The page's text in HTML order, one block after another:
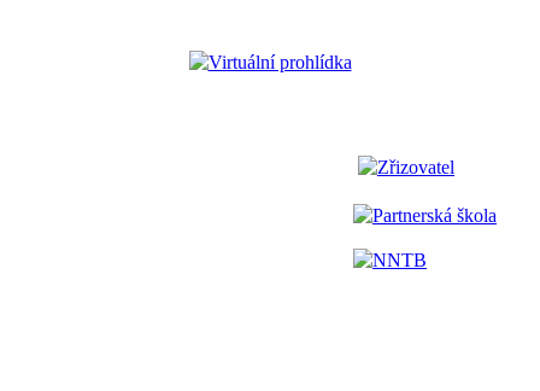
Virtuální prohlídka
Zřizovatel
Partnerská škola
NNTB